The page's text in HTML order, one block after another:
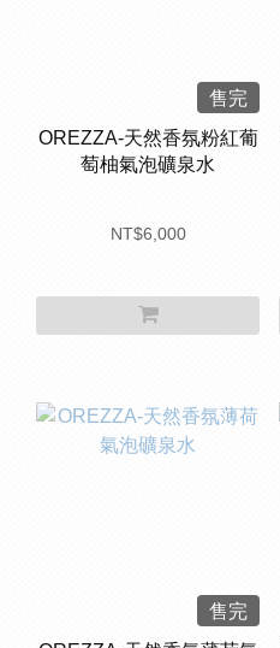
售完
OREZZA-天然香氛粉紅葡
萄柚氣泡礦泉水
NT$6,000
售完